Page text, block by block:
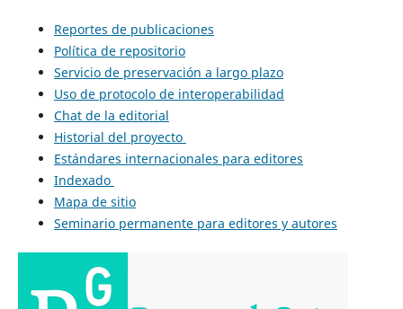
Reportes de publicaciones
Política de repositorio
Servicio de preservación a largo plazo
Uso de protocolo de interoperabilidad
Chat de la editorial
Historial del proyecto
Estándares internacionales para editores
Indexado
Mapa de sitio
Seminario permanente para editores y autores